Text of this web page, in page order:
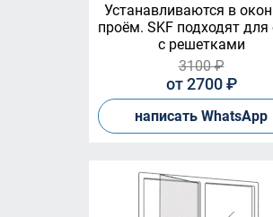
Устанавливаются в
проём. SKF подходят для
с решетками
3100 ₽
от 2700 ₽
написать WhatsApp